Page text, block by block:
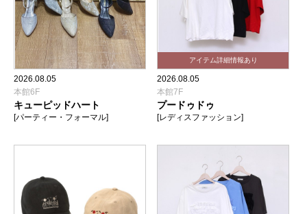
2026.08.05
本館6F
キューピッドハート
[パーティー・フォーマル]
2026.08.05
本館7F
プードゥドゥ
[レディスファッション]